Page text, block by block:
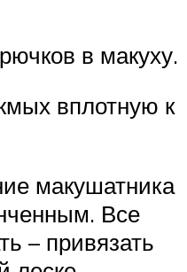
в макуху.
вплотную к
макушатника
Все
– привязать